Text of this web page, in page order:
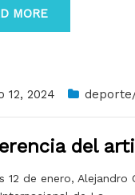
MORE
12, 2024
del
12 de enero,